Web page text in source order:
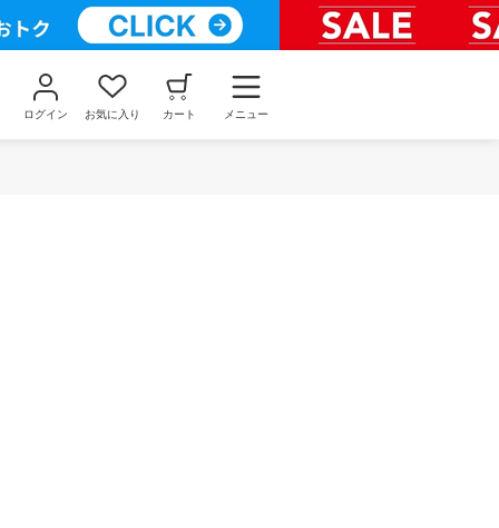
ログイン お気に入り カート メニュー